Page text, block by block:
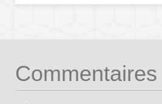
Commentaires